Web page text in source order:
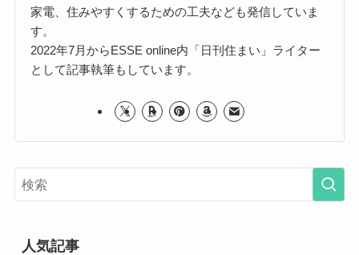
家電、住みやすくするための工夫なども発信していま
す。
2022年7月からESSE online内「日刊住まい」ライター
として記事執筆もしています。
人気記事